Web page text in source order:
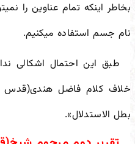
بخاطر اینکه تمام عناوین را نمی
نام جسم استفاده میکنیم.
طبق این احتمال اشکالی
خلاف کلام فاضل هندی(قدس
بطل الاستدلال».